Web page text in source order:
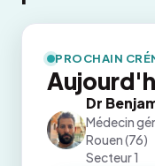
PROCHAIN
Dr
Médecin
Rouen (76)
Secteur 1